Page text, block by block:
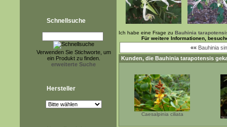
Schnellsuche
Verwenden Sie Stichworte, um
ein Produkt zu finden.
erweiterte Suche
Hersteller
Ich habe eine Frage zu Bauhinia
Für weitere Informationen,
«« Bauhinia
Kunden, die Bauhinia tarapotensis
Caesalpinia ciliata